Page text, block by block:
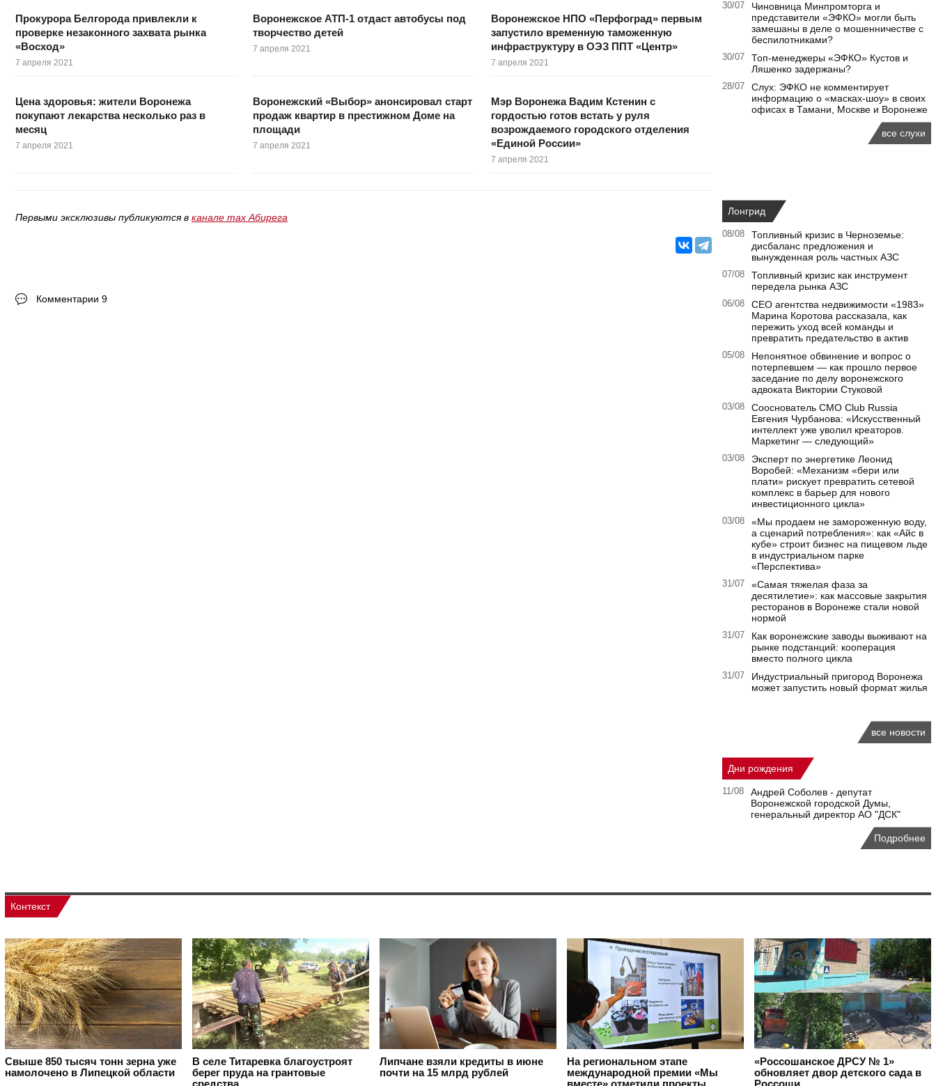
Прокурора Белгорода привлекли к
проверке незаконного захвата рынка
«Восход»
7 апреля 2021
Воронежское АТП-1 отдаст автобусы под
творчество детей
7 апреля 2021
Воронежское НПО «Перфоград» первым
запустило временную таможенную
инфраструктуру в ОЭЗ ППТ «Центр»
7 апреля 2021
Цена здоровья: жители Воронежа
покупают лекарства несколько раз в
месяц
7 апреля 2021
Воронежский «Выбор» анонсировал старт
продаж квартир в престижном Доме на
площади
7 апреля 2021
Мэр Воронежа Вадим Кстенин с
гордостью готов встать у руля
возрождаемого городского отделения
«Единой России»
7 апреля 2021
Первыми эксклюзивы публикуются в канале max Абирега
Комментарии 9
30/07
Чиновница Минпромторга и
представители «ЭФКО» могли быть
замешаны в деле о мошенничестве с
беспилотниками?
30/07
Топ-менеджеры «ЭФКО» Кустов и
Ляшенко задержаны?
28/07
Слух: ЭФКО не комментирует
информацию о «масках-шоу» в своих
офисах в Тамани, Москве и Воронеже
все слухи
Лонгрид
08/08
Топливный кризис в Черноземье:
дисбаланс предложения и
вынужденная роль частных АЗС
07/08
Топливный кризис как инструмент
передела рынка АЗС
06/08
CEO агентства недвижимости «1983»
Марина Коротова рассказала, как
пережить уход всей команды и
превратить предательство в актив
05/08
Непонятное обвинение и вопрос о
потерпевшем — как прошло первое
заседание по делу воронежского
адвоката Виктории Стуковой
03/08
Сооснователь CMO Club Russia
Евгения Чурбанова: «Искусственный
интеллект уже уволил креаторов.
Маркетинг — следующий»
03/08
Эксперт по энергетике Леонид
Воробей: «Механизм «бери или
плати» рискует превратить сетевой
комплекс в барьер для нового
инвестиционного цикла»
03/08
«Мы продаем не замороженную воду,
а сценарий потребления»: как «Айс в
кубе» строит бизнес на пищевом льде
в индустриальном парке
«Перспектива»
31/07
«Самая тяжелая фаза за
десятилетие»: как массовые закрытия
ресторанов в Воронеже стали новой
нормой
31/07
Как воронежские заводы выживают на
рынке подстанций: кооперация
вместо полного цикла
31/07
Индустриальный пригород Воронежа
может запустить новый формат жилья
все новости
Дни рождения
11/08
Андрей Соболев - депутат
Воронежской городской Думы,
генеральный директор АО "ДСК"
Подробнее
Контекст
Свыше 850 тысяч тонн зерна уже
намолочено в Липецкой области
В селе Титаревка благоустроят
берег пруда на грантовые
Липчане взяли кредиты в июне
почти на 15 млрд рублей
На региональном этапе
международной премии «Мы
«Россошанское ДРСУ № 1»
обновляет двор детского сада в